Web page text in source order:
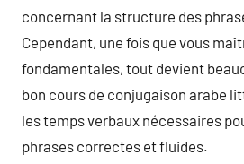
concernant la structure des
Cependant, une fois que vous
fondamentales, tout devient
bon cours de conjugaison arabe
les temps verbaux nécessaires
phrases correctes et fluides.